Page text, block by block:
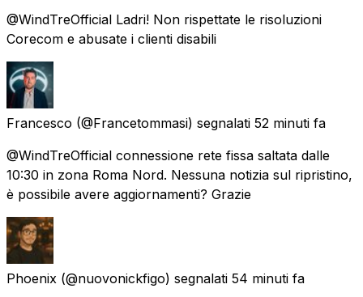
@WindTreOfficial Ladri! Non rispettate le risoluzioni
Corecom e abusate i clienti disabili
Francesco (@Francetommasi) segnalati 52 minuti fa
@WindTreOfficial connessione rete fissa saltata dalle
10:30 in zona Roma Nord. Nessuna notizia sul ripristino,
è possibile avere aggiornamenti? Grazie
Phoenix (@nuovonickfigo) segnalati 54 minuti fa